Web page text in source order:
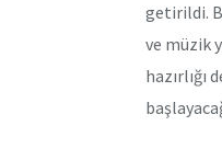
getirildi.
ve müzik
hazırlığı